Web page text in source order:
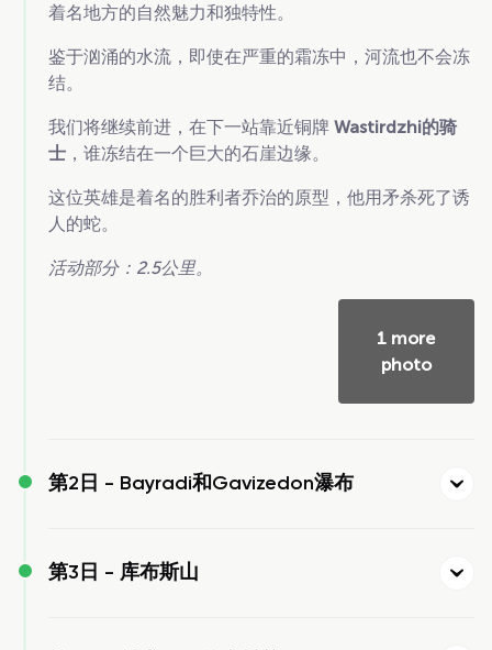
着名地方的自然魅力和独特性。
鉴于汹涌的水流，即使在严重的霜冻中，河流也不会冻
结。
我们将继续前进，在下一站靠近铜牌 Wastirdzhi的骑
士 ，谁冻结在一个巨大的石崖边缘。
这位英雄是着名的胜利者乔治的原型，他用矛杀死了诱
人的蛇。
活动部分：2.5公里。
1 more
photo
第2日 - Bayradi和Gavizedon瀑布
第3日 - 库布斯山